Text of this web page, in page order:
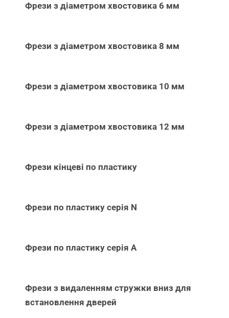
Фрези з діаметром хвостовика 6 мм
Фрези з діаметром хвостовика 8 мм
Фрези з діаметром хвостовика 10 мм
Фрези з діаметром хвостовика 12 мм
Фрези кінцеві по пластику
Фрези по пластику серія N
Фрези по пластику серія А
Фрези з видаленням стружки вниз для
встановлення дверей